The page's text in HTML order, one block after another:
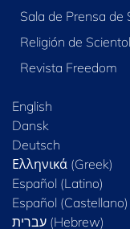
Sala de Prensa de
Religión de
Revista Freedom
English
Dansk
Deutsch
Ελληνικά (Greek)
Español (Latino)
Español (Castellano)